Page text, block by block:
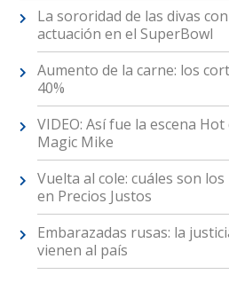
La sororidad de las divas
actuación en el SuperBowl
Aumento de la carne: los
40%
VIDEO: Así fue la escena
Magic Mike
Vuelta al cole: cuáles son
en Precios Justos
Embarazadas rusas: la
vienen al país